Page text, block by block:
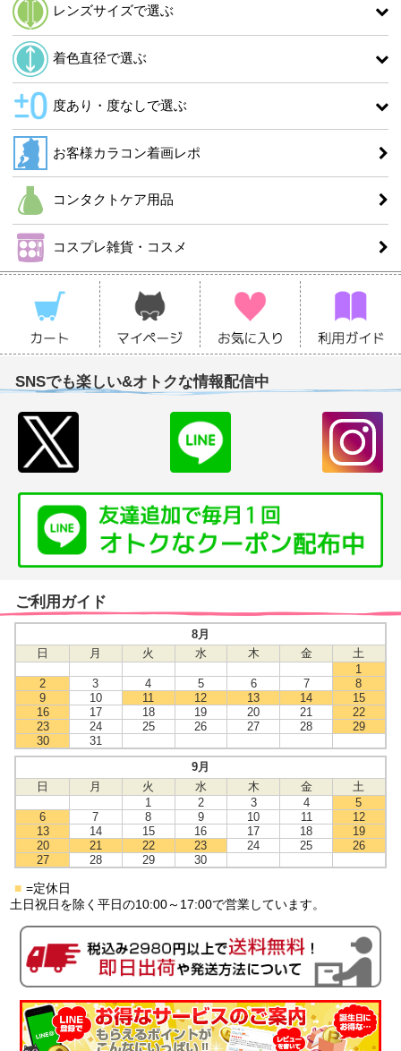
レンズサイズで選ぶ
着色直径で選ぶ
度あり・度なしで選ぶ
お客様カラコン着画レポ
コンタクトケア用品
コスプレ雑貨・コスメ
SNSでも楽しい&オトクな情報配信中
ご利用ガイド
8月
日
月 火 水 木 金
土
1
2
3 4 5 6 7
8
9
10 11 12 13 14
15
16
17 18 19 20 21
22
23
24 25 26 27 28
29
30
31
9月
日
月 火 水 木 金
土
1
2 3 4
5
6
7 8 9 10 11
12
13
14 15 16 17 18
19
20
21 22 23 24 25
26
27
28 29 30
■ =定休日
土日祝日を除く平日の10:00～17:00で営業しています。